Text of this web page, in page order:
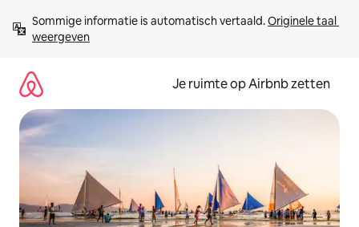
direct
naar
Sommige informatie is automatisch vertaald. Originele taal
weergeven
Je ruimte op Airbnb zetten